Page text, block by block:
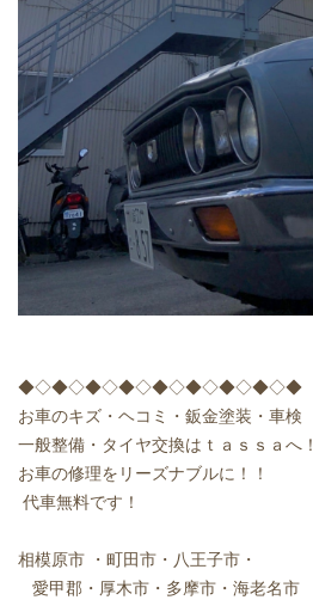
◆◇◆◇◆◇◆◇◆◇◆◇◆◇◆◇◆
お車のキズ・ヘコミ・鈑金塗装・車検
一般整備・タイヤ交換はｔａｓｓａへ！
お車の修理をリーズナブルに！！
代車無料です！
相模原市
・町田市・八王子市・
愛甲郡・厚木市・多摩市・海老名市